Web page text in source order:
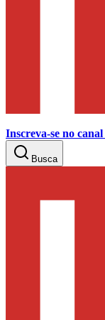
Inscreva-se no canal
Busca